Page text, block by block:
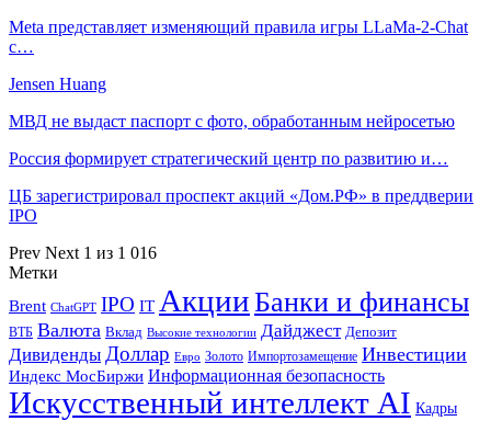
Meta представляет изменяющий правила игры LLaMa-2-Chat
с…
Jensen Huang
МВД не выдаст паспорт с фото, обработанным нейросетью
Россия формирует стратегический центр по развитию и…
ЦБ зарегистрировал проспект акций «Дом.РФ» в преддверии
IPO
Prev Next 1 из 1 016
Метки
Brent ChatGPT IPO IT АкцииБанки и финансы
ВТБ Валюта Вклад Высокие технологии Дайджест Депозит
Дивиденды Доллар Евро Золото Импортозамещение Инвестиции
Индекс МосБиржи Информационная безопасность
Искусственный интеллект AI Кадры